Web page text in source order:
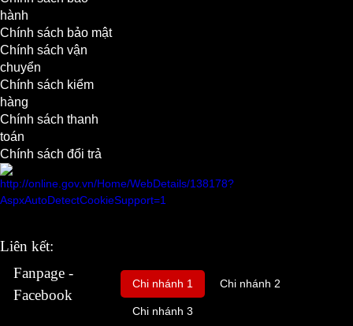
hành
Chính sách bảo mật
Chính sách vận
chuyển
Chính sách kiểm
hàng
Chính sách thanh
toán
Chính sách đổi trả
Liên kết:
Chi nhánh 1 Chi nhánh 2
Chi nhánh 3
Fanpage -
Facebook